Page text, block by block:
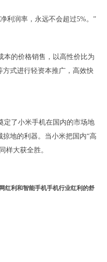
利润率，永远不会超过5%。”
本的价格销售，以高性价比为
式进行轻资本推广，高效快
定了小米手机在国内的市场地
地的利器。当小米把国内“高
样大获全胜。
红利和智能手机手机行业红利的舒